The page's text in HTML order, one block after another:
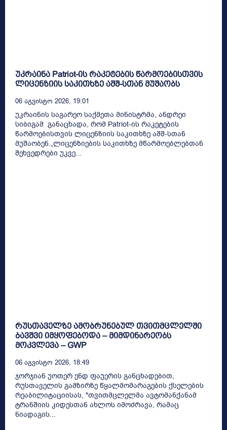
უკრაინა Patriot-ის რაკეტების წარმოებისთვის
ლიცენზიის საკითხზე აშშ-სთან მუშაობს
06 Აგვისტო 2026, 19:01
უკრაინის საგარეო საქმეთა მინისტრმა, ანდრეი
სიბიგამ განაცხადა, რომ Patriot-ის რაკეტების
წარმოებისთვის ლიცენზიის საკითხზე აშშ-სთან
მუშაობენ.„ლიცენზიების საკითხზე მწარმოებლებთან
შეხვედრები უკვე...
რუსთაველზე ამობრუნებულ თვითმცლელში
ბავშვი იმყოფებოდა – მიმდინარეობს
მოკვლევა – GWP
06 Აგვისტო 2026, 18:49
ჯორჯიან უოთერ ენდ ფაუერის განცხადებით,
რუსთაველის გამზირზე წყალმომარაგების ქსელების
რეაბილიტაციისას, "თვითმცლელმა ავტომანქანამ
ტრანშიის კიდესთან ახლოს იმოძრავა, რამაც
ნიადაგის...